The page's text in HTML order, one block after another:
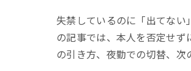
失禁しているのに「出てない
の記事では、本人を否定せ
の引き方、夜勤での切替、次